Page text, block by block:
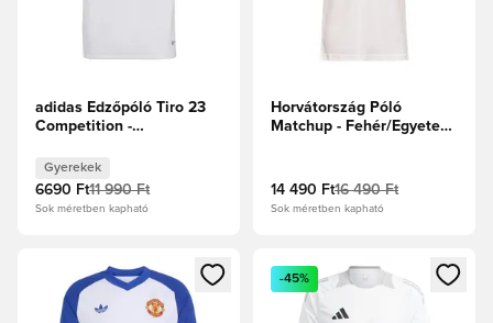
adidas Edzőpóló Tiro 23
Competition -
Gyerekek
6690 Ft11 990 Ft
Sok méretben kapható
Horvátország Póló
Matchup - Fehér/Egyetemi
14 490 Ft16 490 Ft
Sok méretben kapható
Megnyit egy modált a bejelentkezéshez vagy a tagként
Megnyit egy modált a
-45%